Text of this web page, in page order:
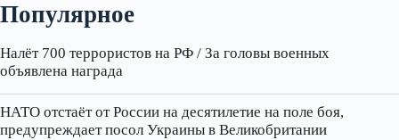
Популярное
Налёт 700 террористов на РФ / За головы военных
объявлена награда
НАТО отстаёт от России на десятилетие на поле боя,
предупреждает посол Украины в Великобритании